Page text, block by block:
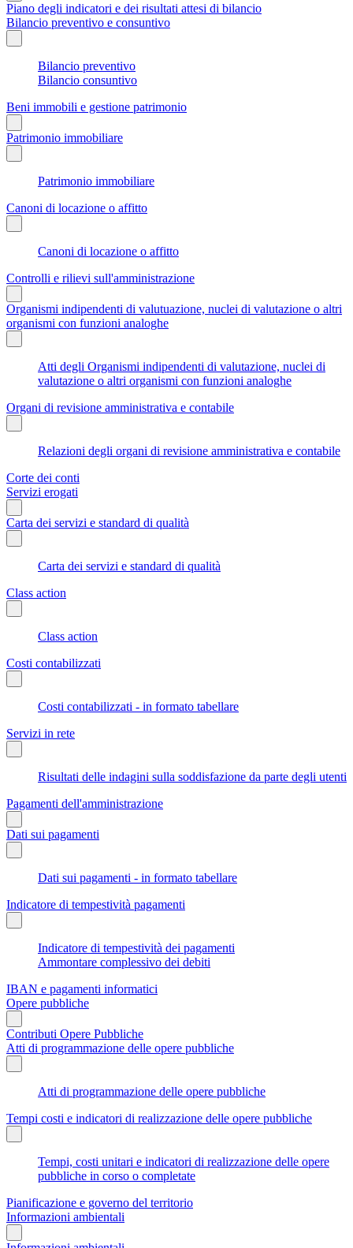
Piano degli indicatori e dei risultati attesi di bilancio
Bilancio preventivo e consuntivo
Bilancio preventivo
Bilancio consuntivo
Beni immobili e gestione patrimonio
Patrimonio immobiliare
Patrimonio immobiliare
Canoni di locazione o affitto
Canoni di locazione o affitto
Controlli e rilievi sull'amministrazione
Organismi indipendenti di valutuazione, nuclei di valutazione o altri
organismi con funzioni analoghe
Atti degli Organismi indipendenti di valutazione, nuclei di
valutazione o altri organismi con funzioni analoghe
Organi di revisione amministrativa e contabile
Relazioni degli organi di revisione amministrativa e contabile
Corte dei conti
Servizi erogati
Carta dei servizi e standard di qualità
Carta dei servizi e standard di qualità
Class action
Class action
Costi contabilizzati
Costi contabilizzati - in formato tabellare
Servizi in rete
Risultati delle indagini sulla soddisfazione da parte degli utenti
Pagamenti dell'amministrazione
Dati sui pagamenti
Dati sui pagamenti - in formato tabellare
Indicatore di tempestività pagamenti
Indicatore di tempestività dei pagamenti
Ammontare complessivo dei debiti
IBAN e pagamenti informatici
Opere pubbliche
Contributi Opere Pubbliche
Atti di programmazione delle opere pubbliche
Atti di programmazione delle opere pubbliche
Tempi costi e indicatori di realizzazione delle opere pubbliche
Tempi, costi unitari e indicatori di realizzazione delle opere
pubbliche in corso o completate
Pianificazione e governo del territorio
Informazioni ambientali